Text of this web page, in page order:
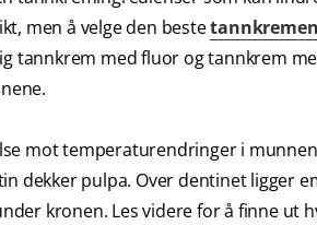
men å velge den beste
tannkrem med fluor og tannkrem
mot temperaturendringer i
dekker pulpa. Over dentinet ligger
kronen. Les videre for å finne ut